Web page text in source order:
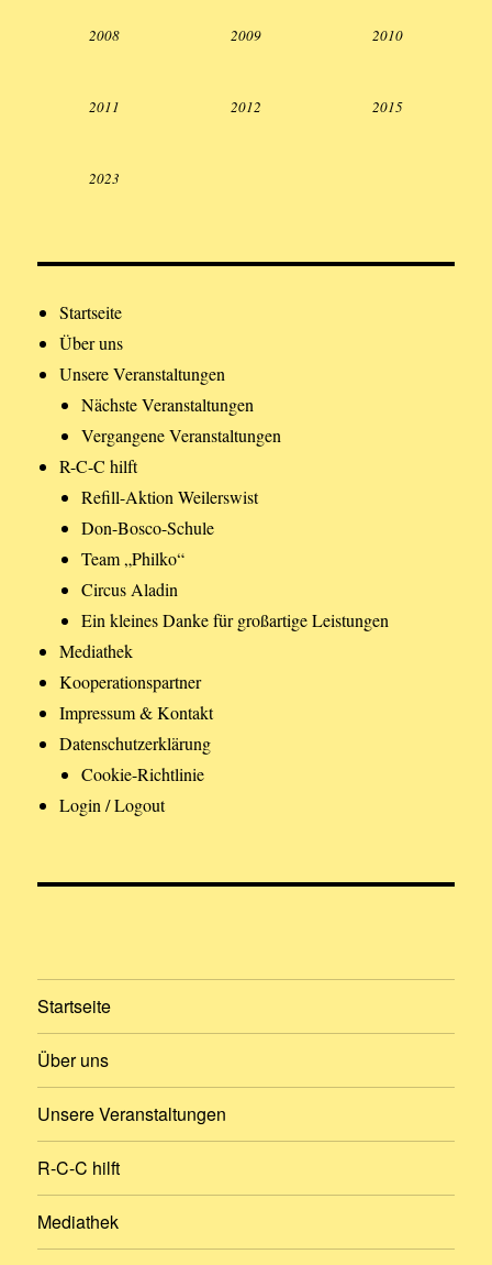
2008 2009 2010
2011 2012 2015
2023
Startseite
Über uns
Unsere Veranstaltungen
Nächste Veranstaltungen
Vergangene Veranstaltungen
R-C-C hilft
Refill-Aktion Weilerswist
Don-Bosco-Schule
Team „Philko“
Circus Aladin
Ein kleines Danke für großartige Leistungen
Mediathek
Kooperationspartner
Impressum & Kontakt
Datenschutzerklärung
Cookie-Richtlinie
Login / Logout
Startseite
Über uns
Unsere Veranstaltungen
R-C-C hilft
Mediathek